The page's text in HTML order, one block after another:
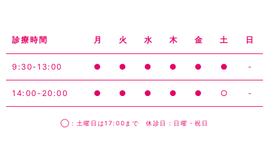
診療時間 月 火 水 木 金 土 日
9:30-13:00 ● ● ● ● ● ● -
14:00-20:00 ● ● ● ● ● ○ -
◯：土曜日は17:00まで 休診日：日曜・祝日